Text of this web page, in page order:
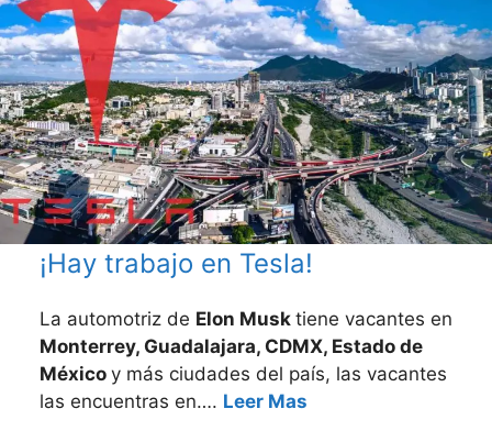
¡Hay trabajo en Tesla!
La automotriz de Elon Musk tiene vacantes en
Monterrey, Guadalajara, CDMX, Estado de
México y más ciudades del país, las vacantes
las encuentras en…. Leer Mas